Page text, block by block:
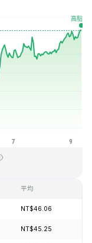
平均
NT$46.06
NT$45.25